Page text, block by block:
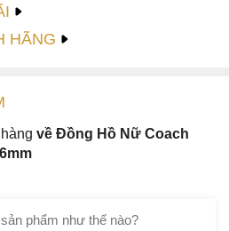
HÃNG
về Đồng Hồ Nữ Coach